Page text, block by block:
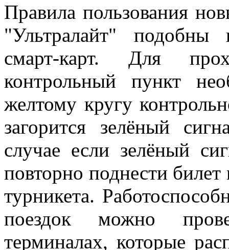
Правила пользования
"Ультралайт" подобны
смарт-карт. Для
контрольный пункт
желтому кругу
загорится зелёный
случае если зелёный
повторно поднести билет
турникета.
поездок можно
терминалах, которые